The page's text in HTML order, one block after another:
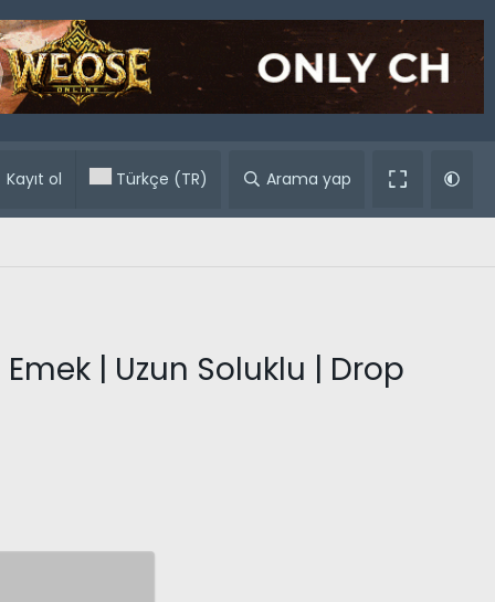
Kayıt ol Türkçe (TR) Arama yap
| Uzun Soluklu | Drop